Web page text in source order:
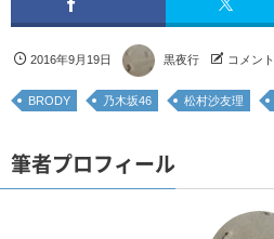
2016年9月19日 黒夜行 コメント
BRODY 乃木坂46 松村沙友理
筆者プロフィール